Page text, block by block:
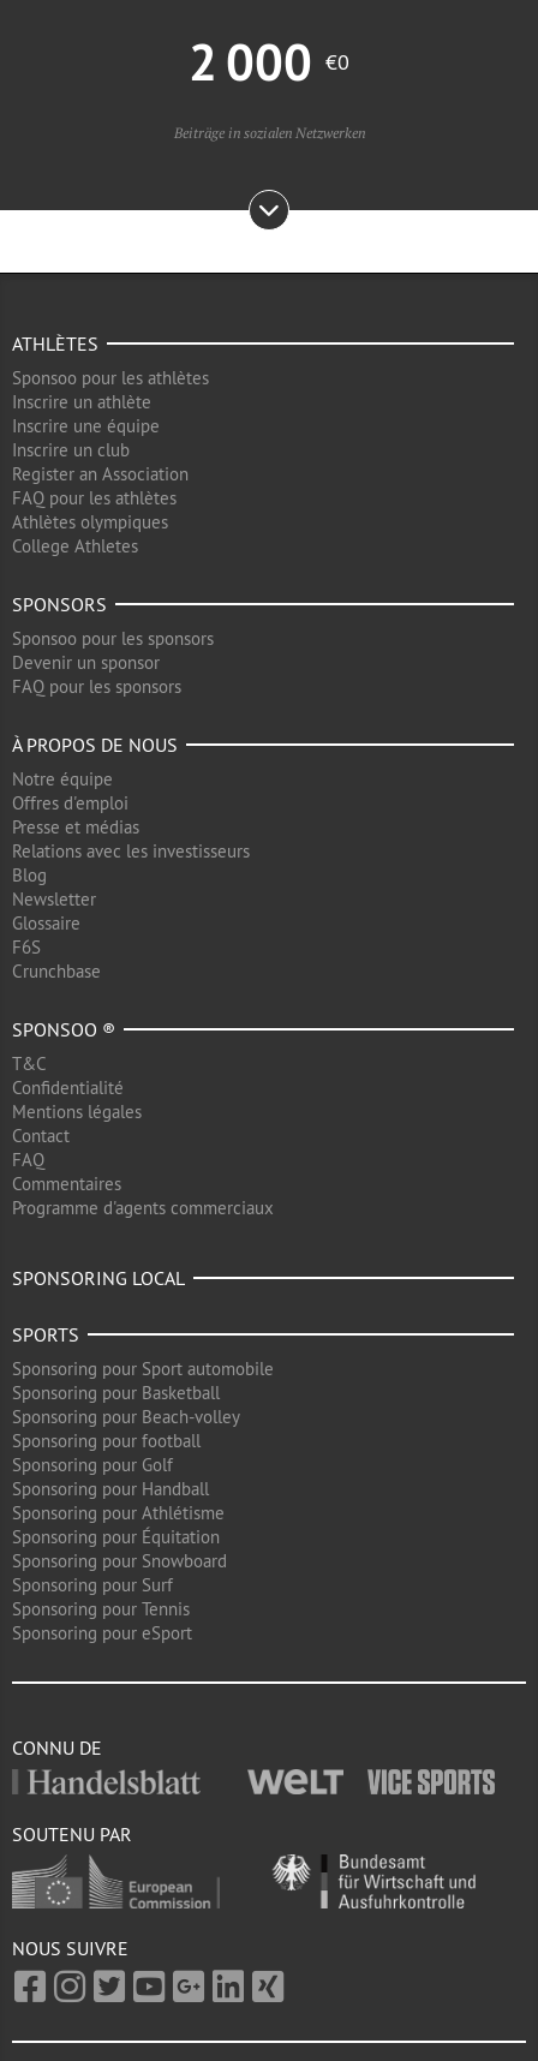
2 000 €0
Beiträge in sozialen Netzwerken
ATHLÈTES
Sponsoo pour les athlètes
Inscrire un athlète
Inscrire une équipe
Inscrire un club
Register an Association
FAQ pour les athlètes
Athlètes olympiques
College Athletes
SPONSORS
Sponsoo pour les sponsors
Devenir un sponsor
FAQ pour les sponsors
À PROPOS DE NOUS
Notre équipe
Offres d'emploi
Presse et médias
Relations avec les investisseurs
Blog
Newsletter
Glossaire
F6S
Crunchbase
SPONSOO ®
T&C
Confidentialité
Mentions légales
Contact
FAQ
Commentaires
Programme d'agents commerciaux
SPONSORING LOCAL
SPORTS
Sponsoring pour Sport automobile
Sponsoring pour Basketball
Sponsoring pour Beach-volley
Sponsoring pour football
Sponsoring pour Golf
Sponsoring pour Handball
Sponsoring pour Athlétisme
Sponsoring pour Équitation
Sponsoring pour Snowboard
Sponsoring pour Surf
Sponsoring pour Tennis
Sponsoring pour eSport
CONNU DE
SOUTENU PAR
NOUS SUIVRE